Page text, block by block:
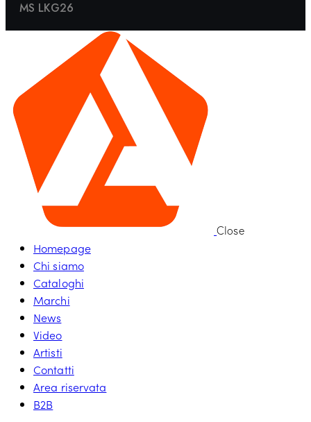
MS LKG26
Close
Homepage
Chi siamo
Cataloghi
Marchi
News
Video
Artisti
Contatti
Area riservata
B2B